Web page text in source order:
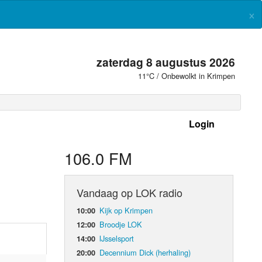
×
zaterdag 8 augustus 2026
11°C / Onbewolkt in Krimpen
Login
106.0 FM
Vandaag op LOK radio
10:00 Kijk op Krimpen
12:00 Broodje LOK
14:00 IJsselsport
20:00 Decennium Dick (herhaling)